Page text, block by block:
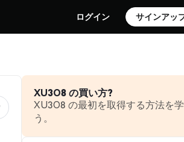
ログイン サインアッ
XU3O8 の買い方?
XU3O8 の最初を取得する方法を
う。